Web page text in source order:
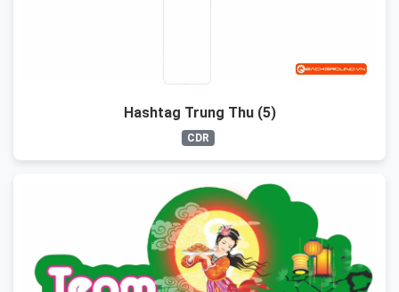
Hashtag Trung Thu (5)
CDR